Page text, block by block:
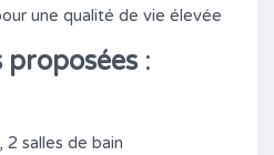
une qualité de vie élevée
proposées:
2 salles de bain